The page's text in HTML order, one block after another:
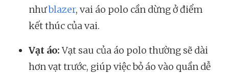
nhưblazer, vai áo polo cần dừng ở điểm
kết thúc của vai.
Vạt áo:Vạt sau của áo polo thường sẽ dài
hơn vạt trước, giúp việc bỏ áo vào quần dễ